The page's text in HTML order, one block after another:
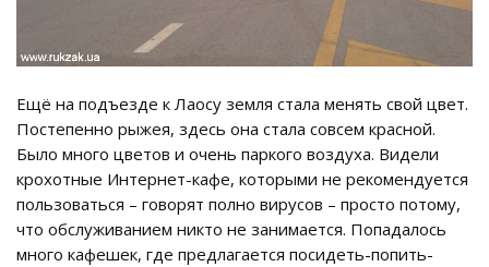
Ещё на подъезде к Лаосу земля стала менять свой цвет.
Постепенно рыжея, здесь она стала совсем красной.
Было много цветов и очень паркого воздуха. Видели
крохотные Интернет-кафе, которыми не рекомендуется
пользоваться – говорят полно вирусов – просто потому,
что обслуживанием никто не занимается. Попадалось
много кафешек, где предлагается посидеть-попить-